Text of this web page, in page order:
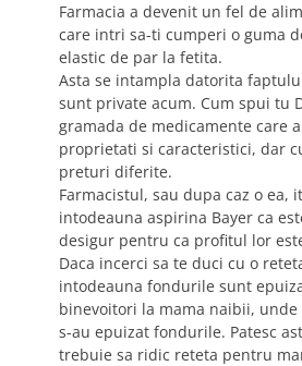
Farmacia a devenit un fel de
care intri sa-ti cumperi o guma
elastic de par la fetita.
Asta se intampla datorita
sunt private acum. Cum spui tu
gramada de medicamente care
proprietati si caracteristici, dar
preturi diferite.
Farmacistul, sau dupa caz o ea,
intodeauna aspirina Bayer ca
desigur pentru ca profitul lor
Daca incerci sa te duci cu o
intodeauna fondurile sunt
binevoitori la mama naibii, unde
s-au epuizat fondurile. Patesc
trebuie sa ridic reteta pentru